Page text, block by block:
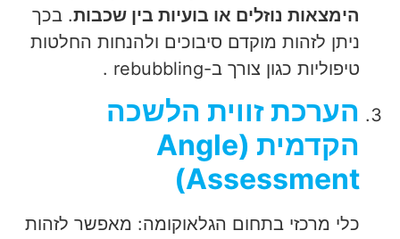
הימצאות נוזלים או בועיות בין שכבות. בכך
ניתן לזהות מוקדם סיבוכים ולהנחות החלטות
טיפוליות כגון צורך ב-rebubbling .
הערכת זווית הלשכה
הקדמית (Angle
Assessment)
כלי מרכזי בתחום הגלאוקומה: מאפשר לזהות